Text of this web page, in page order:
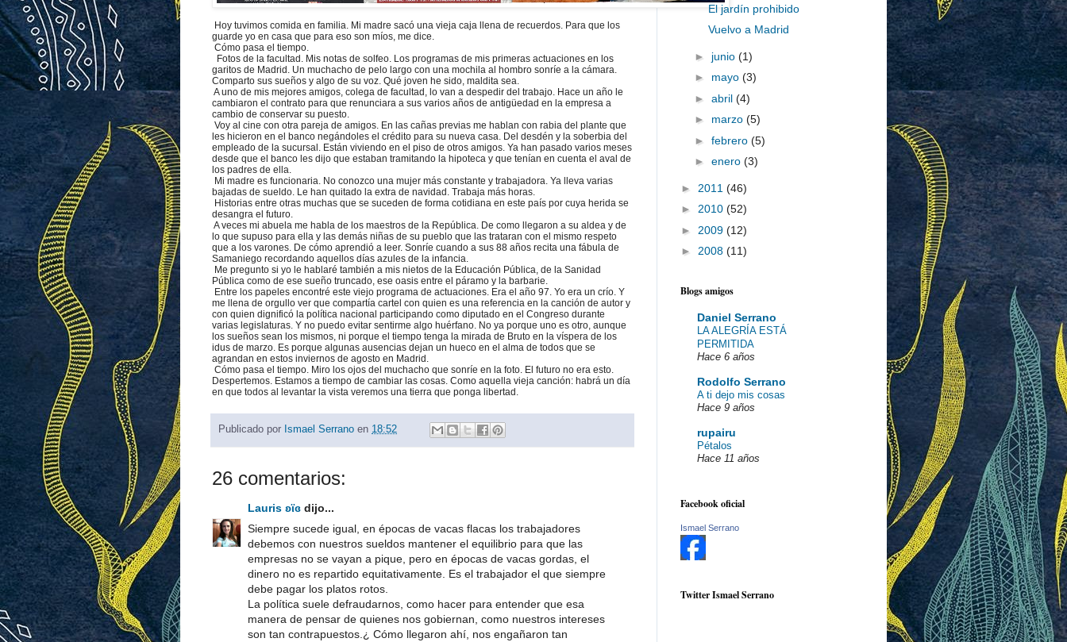
Hoy tuvimos comida en familia. Mi madre sacó una vieja caja llena de recuerdos. Para que los
guarde yo en casa que para eso son míos, me dice.
Cómo pasa el tiempo.
Fotos de la facultad. Mis notas de solfeo. Los programas de mis primeras actuaciones en los
garitos de Madrid. Un muchacho de pelo largo con una mochila al hombro sonríe a la cámara.
Comparto sus sueños y algo de su voz. Qué joven he sido, maldita sea.
A uno de mis mejores amigos, colega de facultad, lo van a despedir del trabajo. Hace un año le
cambiaron el contrato para que renunciara a sus varios años de antigüedad en la empresa a
cambio de conservar su puesto.
Voy al cine con otra pareja de amigos. En las cañas previas me hablan con rabia del plante que
les hicieron en el banco negándoles el crédito para su nueva casa. Del desdén y la soberbia del
empleado de la sucursal. Están viviendo en el piso de otros amigos. Ya han pasado varios meses
desde que el banco les dijo que estaban tramitando la hipoteca y que tenían en cuenta el aval de
los padres de ella.
Mi madre es funcionaria. No conozco una mujer más constante y trabajadora. Ya lleva varias
bajadas de sueldo. Le han quitado la extra de navidad. Trabaja más horas.
Historias entre otras muchas que se suceden de forma cotidiana en este país por cuya herida se
desangra el futuro.
A veces mi abuela me habla de los maestros de la República. De como llegaron a su aldea y de
lo que supuso para ella y las demás niñas de su pueblo que las trataran con el mismo respeto
que a los varones. De cómo aprendió a leer. Sonríe cuando a sus 88 años recita una fábula de
Samaniego recordando aquellos días azules de la infancia.
Me pregunto si yo le hablaré también a mis nietos de la Educación Pública, de la Sanidad
Pública como de ese sueño truncado, ese oasis entre el páramo y la barbarie.
Entre los papeles encontré este viejo programa de actuaciones. Era el año 97. Yo era un crío. Y
me llena de orgullo ver que compartía cartel con quien es una referencia en la canción de autor y
con quien dignificó la política nacional participando como diputado en el Congreso durante
varias legislaturas. Y no puedo evitar sentirme algo huérfano. No ya porque uno es otro, aunque
los sueños sean los mismos, ni porque el tiempo tenga la mirada de Bruto en la víspera de los
idus de marzo. Es porque algunas ausencias dejan un hueco en el alma de todos que se
agrandan en estos inviernos de agosto en Madrid.
Cómo pasa el tiempo. Miro los ojos del muchacho que sonríe en la foto. El futuro no era esto.
Despertemos. Estamos a tiempo de cambiar las cosas. Como aquella vieja canción: habrá un día
en que todos al levantar la vista veremos una tierra que ponga libertad.
Publicado por Ismael Serrano en 18:52
26 comentarios:
Lauris ʚϊɞ dijo...
Siempre sucede igual, en épocas de vacas flacas los trabajadores
debemos con nuestros sueldos mantener el equilibrio para que las
empresas no se vayan a pique, pero en épocas de vacas gordas, el
dinero no es repartido equitativamente. Es el trabajador el que siempre
debe pagar los platos rotos.
La política suele defraudarnos, como hacer para entender que esa
manera de pensar de quienes nos gobiernan, como nuestros intereses
son tan contrapuestos.¿ Cómo llegaron ahí, nos engañaron tan
El jardín prohibido
Vuelvo a Madrid
► junio (1)
► mayo (3)
► abril (4)
► marzo (5)
► febrero (5)
► enero (3)
► 2011 (46)
► 2010 (52)
► 2009 (12)
► 2008 (11)
Blogs amigos
Daniel Serrano
LA ALEGRÍA ESTÁ
PERMITIDA
Hace 6 años
Rodolfo Serrano
A ti dejo mis cosas
Hace 9 años
rupairu
Pétalos
Hace 11 años
Facebook oficial
Ismael Serrano
Twitter Ismael Serrano